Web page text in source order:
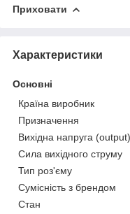
Приховати
Характеристики
Основні
Країна виробник
Призначення
Вихідна напруга (output)
Сила вихідного струму
Тип роз'єму
Сумісність з брендом
Стан